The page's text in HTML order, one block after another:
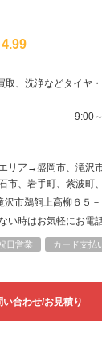
4.99
取、洗浄などタイヤ
9:00
リア→盛岡市、滝沢
市、岩手町、紫波町
沢市鵜飼上高柳６５－
い時はお気軽にお電
日営業 カード支払
い合わせ/お見積り